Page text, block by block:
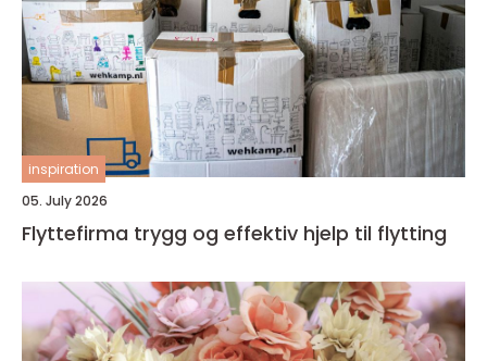
inspiration
05. July 2026
Flyttefirma trygg og effektiv hjelp til flytting